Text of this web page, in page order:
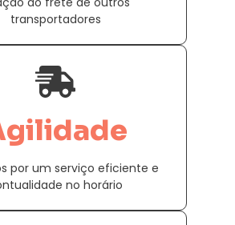
transportadores
por um serviço eficiente e
no horário